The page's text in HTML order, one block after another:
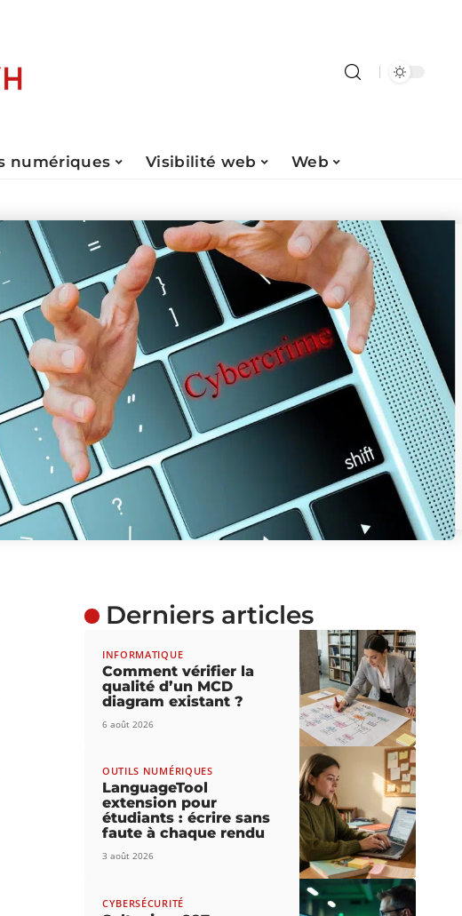
numériques Visibilité web Web
Derniers articles
INFORMATIQUE
Comment vérifier la
qualité d’un MCD
diagram existant ?
6 août 2026
OUTILS NUMÉRIQUES
LanguageTool
extension pour
étudiants : écrire sans
faute à chaque rendu
3 août 2026
CYBERSÉCURITÉ